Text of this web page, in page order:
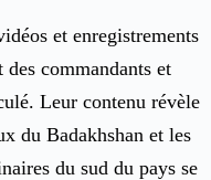
et enregistrements
commandants et
Leur contenu révèle
du Badakhshan et les
du sud du pays se